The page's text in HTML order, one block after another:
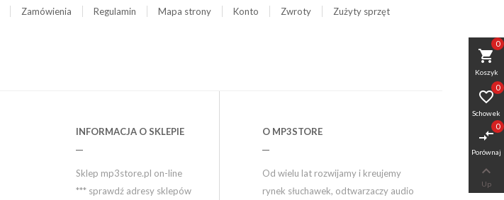
Zamówienia Regulamin Mapa strony Konto Zwroty
Zużyty sprzęt
INFORMACJA O SKLEPIE
Sklep mp3store.pl on-line
*** sprawdź adresy sklepów
O MP3STORE
Od wielu lat rozwijamy i kreujemy
rynek słuchawek, odtwarzaczy audio
shopping_cart
Koszyk
0

Schowek
0
compare_arrows
Porównaj
0

Up